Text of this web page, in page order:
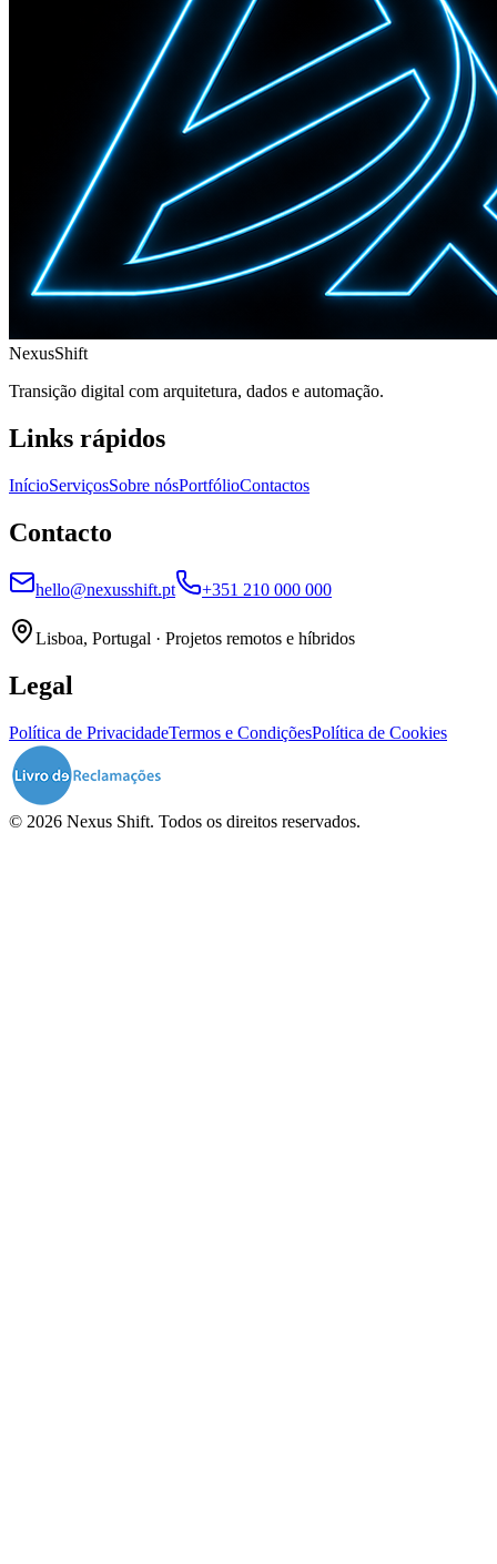
NexusShift
Transição digital com arquitetura, dados e automação.
Links rápidos
InícioServiçosSobre nósPortfólioContactos
Contacto
hello@nexusshift.pt +351 210 000 000
Lisboa, Portugal · Projetos remotos e híbridos
Legal
Política de PrivacidadeTermos e CondiçõesPolítica de Cookies
© 2026 Nexus Shift. Todos os direitos reservados.